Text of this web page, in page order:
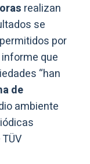
realizan
se
por
que
“han
de
ambiente